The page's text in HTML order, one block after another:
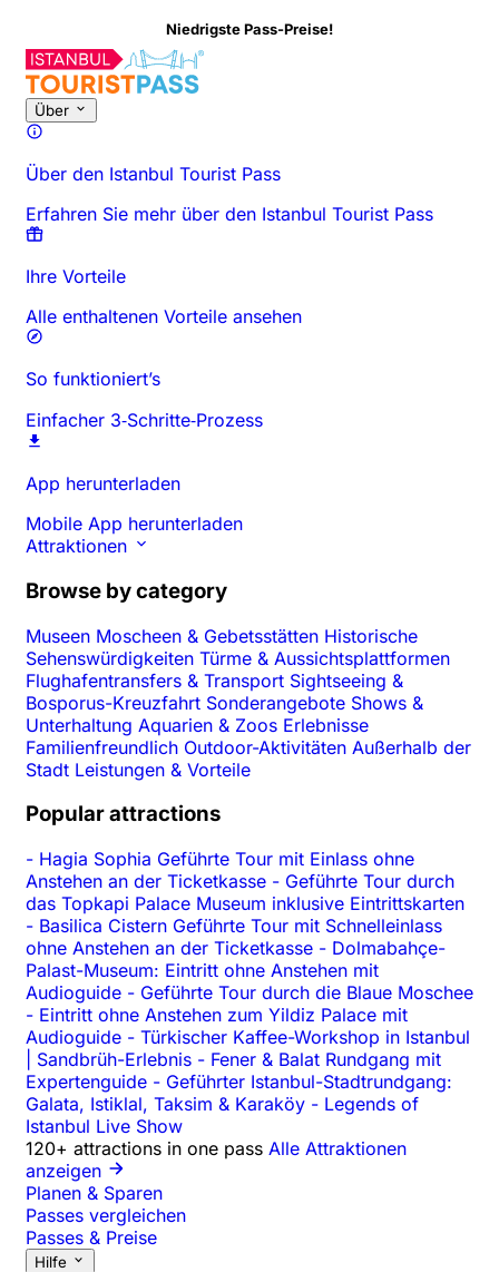
Niedrigste Pass-Preise!
Über
Über den Istanbul Tourist Pass
Erfahren Sie mehr über den Istanbul Tourist Pass
Ihre Vorteile
Alle enthaltenen Vorteile ansehen
So funktioniert’s
Einfacher 3‑Schritte‑Prozess
App herunterladen
Mobile App herunterladen
Attraktionen
Browse by category
Museen Moscheen & Gebetsstätten Historische
Sehenswürdigkeiten Türme & Aussichtsplattformen
Flughafentransfers & Transport Sightseeing &
Bosporus-Kreuzfahrt Sonderangebote Shows &
Unterhaltung Aquarien & Zoos Erlebnisse
Familienfreundlich Outdoor-Aktivitäten Außerhalb der
Stadt Leistungen & Vorteile
Popular attractions
- Hagia Sophia Geführte Tour mit Einlass ohne
Anstehen an der Ticketkasse - Geführte Tour durch
das Topkapi Palace Museum inklusive Eintrittskarten
- Basilica Cistern Geführte Tour mit Schnelleinlass
ohne Anstehen an der Ticketkasse - Dolmabahçe-
Palast-Museum: Eintritt ohne Anstehen mit
Audioguide - Geführte Tour durch die Blaue Moschee
- Eintritt ohne Anstehen zum Yildiz Palace mit
Audioguide - Türkischer Kaffee-Workshop in Istanbul
| Sandbrüh-Erlebnis - Fener & Balat Rundgang mit
Expertenguide - Geführter Istanbul-Stadtrundgang:
Galata, Istiklal, Taksim & Karaköy - Legends of
Istanbul Live Show
120+ attractions in one pass Alle Attraktionen
anzeigen
Planen & Sparen
Passes vergleichen
Passes & Preise
Hilfe
Überblick Zeiten & Dauer